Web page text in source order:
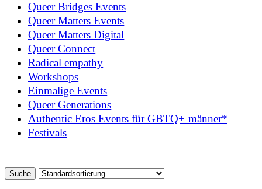
Queer Bridges Events
Queer Matters Events
Queer Matters Digital
Queer Connect
Radical empathy
Workshops
Einmalige Events
Queer Generations
Authentic Eros Events für GBTQ+ männer*
Festivals